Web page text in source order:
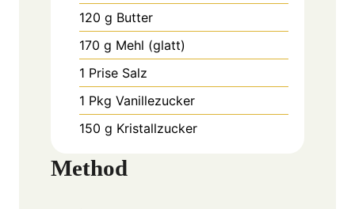
120 g Butter
170 g Mehl (glatt)
1 Prise Salz
1 Pkg Vanillezucker
150 g Kristallzucker
Method